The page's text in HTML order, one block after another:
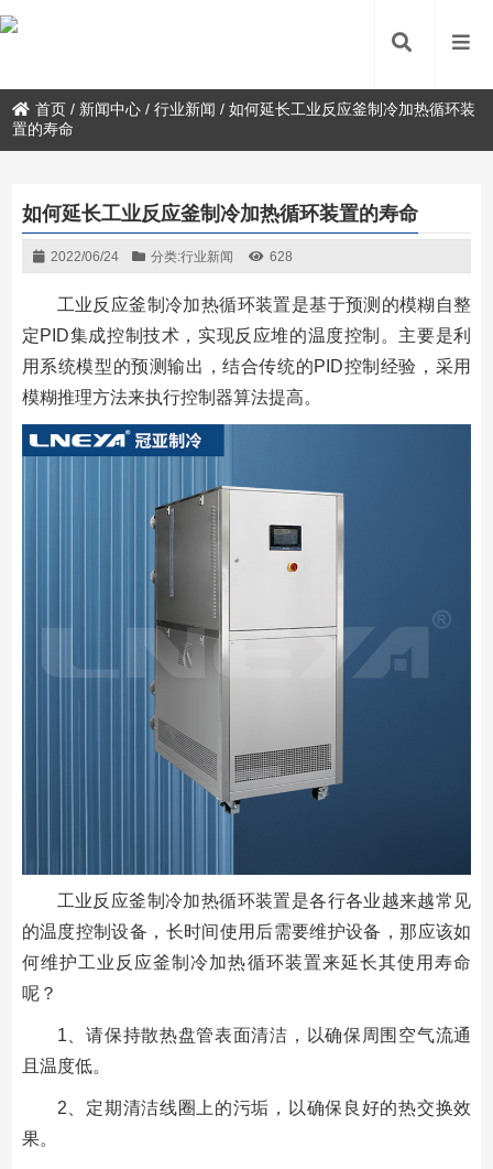
首页 / 新闻中心 /行业新闻 /如何延长工业反应釜制冷加热循环装
置的寿命
如何延长工业反应釜制冷加热循环装置的寿命
2022/06/24 分类:行业新闻 628
工业反应釜制冷加热循环装置是基于预测的模糊自整
定PID集成控制技术，实现反应堆的温度控制。主要是利
用系统模型的预测输出，结合传统的PID控制经验，采用
模糊推理方法来执行控制器算法提高。
工业反应釜制冷加热循环装置是各行各业越来越常见
的温度控制设备，长时间使用后需要维护设备，那应该如
何维护工业反应釜制冷加热循环装置来延长其使用寿命
呢？
1、请保持散热盘管表面清洁，以确保周围空气流通
且温度低。
2、定期清洁线圈上的污垢，以确保良好的热交换效
果。